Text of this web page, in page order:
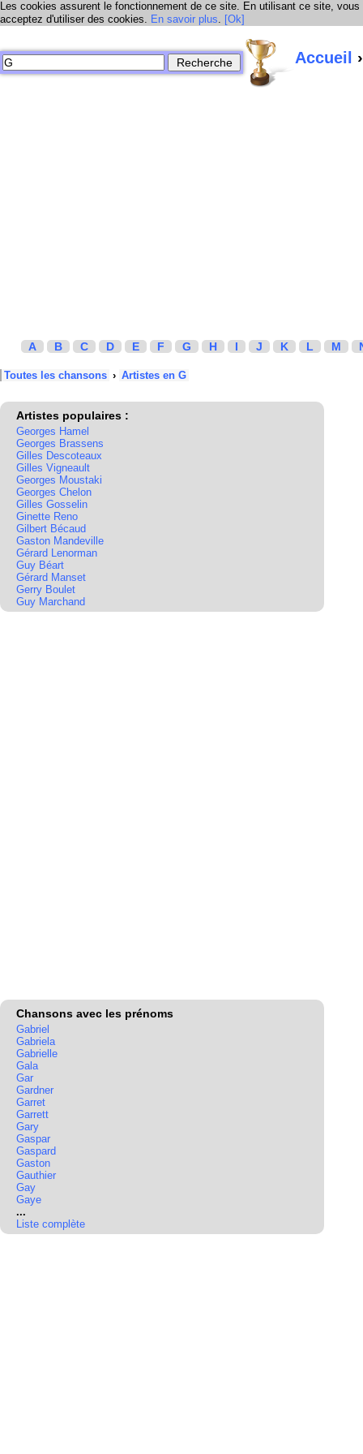
Les cookies assurent le fonctionnement de ce site. En utilisant ce site, vous
acceptez d'utiliser des cookies. En savoir plus. [Ok]
Accueil
A B C D E F G H I J K L M
Toutes les chansons › Artistes en G
Artistes populaires :
Georges Hamel
Georges Brassens
Gilles Descoteaux
Gilles Vigneault
Georges Moustaki
Georges Chelon
Gilles Gosselin
Ginette Reno
Gilbert Bécaud
Gaston Mandeville
Gérard Lenorman
Guy Béart
Gérard Manset
Gerry Boulet
Guy Marchand
Chansons avec les prénoms
Gabriel
Gabriela
Gabrielle
Gala
Gar
Gardner
Garret
Garrett
Gary
Gaspar
Gaspard
Gaston
Gauthier
Gay
Gaye
...
Liste complète